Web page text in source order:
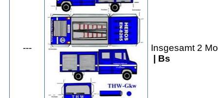
---
Insgesamt 2
| Bs